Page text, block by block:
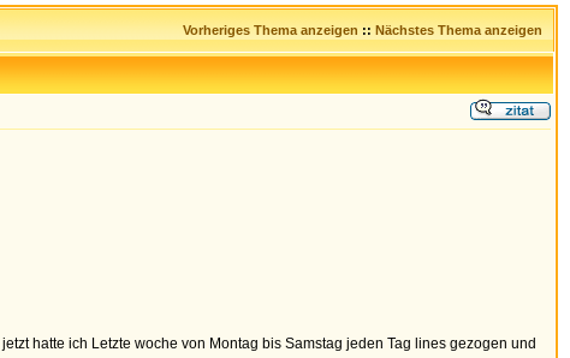
Vorheriges Thema anzeigen :: Nächstes Thema anzeigen
hatte ich Letzte woche von Montag bis Samstag jeden Tag lines gezogen und